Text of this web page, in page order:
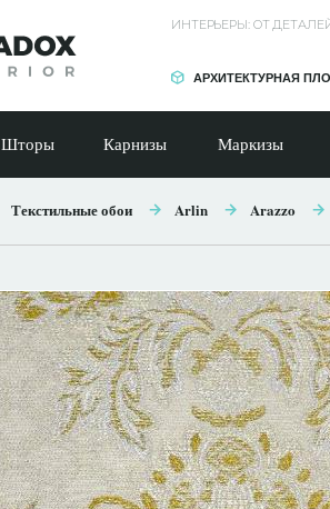
ИНТЕРЬЕРЫ: ОТ
АРХИТЕКТУРНАЯ
Шторы Карнизы Маркизы
Текстильные обои Arlin Arazzo